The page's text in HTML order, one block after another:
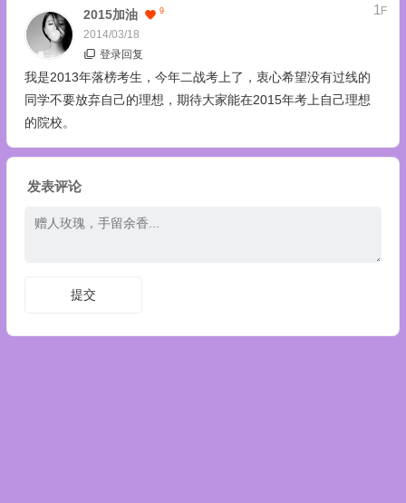
2015加油 9
2014/03/18
1 F
登录回复
我是2013年落榜考生，今年二战考上了，衷心希望没有过线的
同学不要放弃自己的理想，期待大家能在2015年考上自己理想
的院校。
发表评论